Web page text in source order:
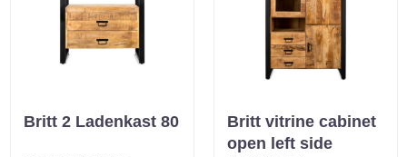
Britt 2 Ladenkast 80
Britt vitrine cabinet
open left side